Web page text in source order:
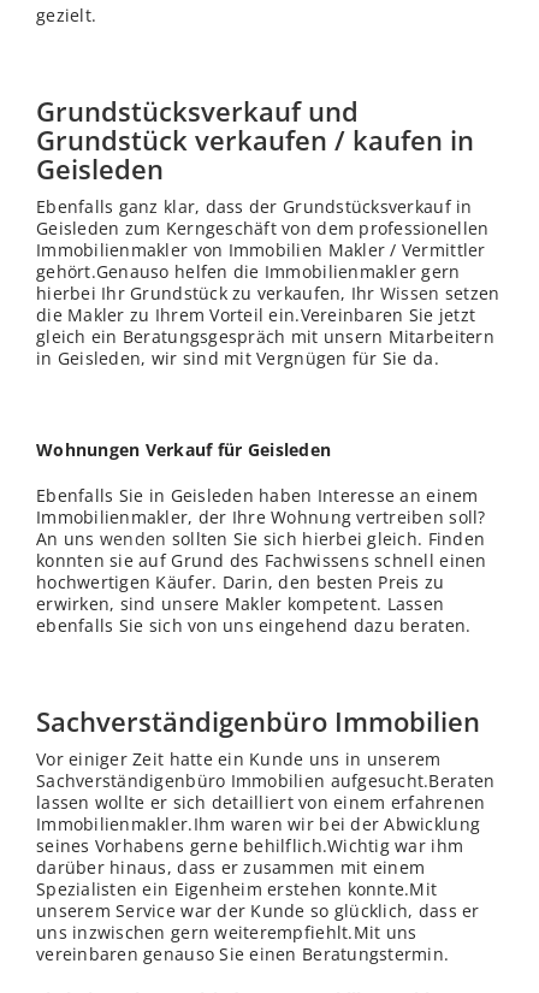
gezielt.
Grundstücksverkauf und
Grundstück verkaufen / kaufen in
Geisleden
Ebenfalls ganz klar, dass der Grundstücksverkauf in
Geisleden zum Kerngeschäft von dem professionellen
Immobilienmakler von Immobilien Makler / Vermittler
gehört.Genauso helfen die Immobilienmakler gern
hierbei Ihr Grundstück zu verkaufen, Ihr Wissen setzen
die Makler zu Ihrem Vorteil ein.Vereinbaren Sie jetzt
gleich ein Beratungsgespräch mit unsern Mitarbeitern
in Geisleden, wir sind mit Vergnügen für Sie da.
Wohnungen Verkauf für Geisleden
Ebenfalls Sie in Geisleden haben Interesse an einem
Immobilienmakler, der Ihre Wohnung vertreiben soll?
An uns wenden sollten Sie sich hierbei gleich. Finden
konnten sie auf Grund des Fachwissens schnell einen
hochwertigen Käufer. Darin, den besten Preis zu
erwirken, sind unsere Makler kompetent. Lassen
ebenfalls Sie sich von uns eingehend dazu beraten.
Sachverständigenbüro Immobilien
Vor einiger Zeit hatte ein Kunde uns in unserem
Sachverständigenbüro Immobilien aufgesucht.Beraten
lassen wollte er sich detailliert von einem erfahrenen
Immobilienmakler.Ihm waren wir bei der Abwicklung
seines Vorhabens gerne behilflich.Wichtig war ihm
darüber hinaus, dass er zusammen mit einem
Spezialisten ein Eigenheim erstehen konnte.Mit
unserem Service war der Kunde so glücklich, dass er
uns inzwischen gern weiterempfiehlt.Mit uns
vereinbaren genauso Sie einen Beratungstermin.